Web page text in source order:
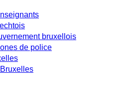
bruxellois
de police